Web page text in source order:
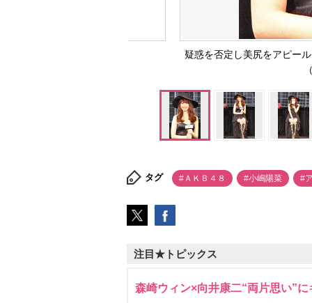
疑惑を否定し美尻をアピー
タグ #ＡＫＢ４８ #小嶋陽菜 #
注目★トピックス
森崎ウィン×向井康二“両片思い”